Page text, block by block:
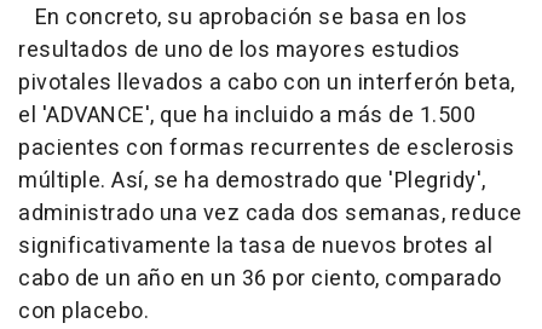
En concreto, su aprobación se basa en los
resultados de uno de los mayores estudios
pivotales llevados a cabo con un interferón beta,
el 'ADVANCE', que ha incluido a más de 1.500
pacientes con formas recurrentes de esclerosis
múltiple. Así, se ha demostrado que 'Plegridy',
administrado una vez cada dos semanas, reduce
significativamente la tasa de nuevos brotes al
cabo de un año en un 36 por ciento, comparado
con placebo.